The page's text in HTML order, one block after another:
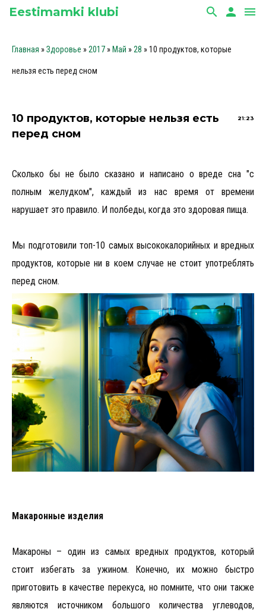
Eestimamki klubi search person menu
Главная »Здоровье »2017 » Май »28 » 10 продуктов, которые
нельзя есть перед сном
21:23
10 продуктов, которые нельзя есть
перед сном
Сколько бы не было сказано и написано о вреде сна "с
полным желудком", каждый из нас время от времени
нарушает это правило. И полбеды, когда это здоровая пища.
Мы подготовили топ-10 самых высококалорийных и вредных
продуктов, которые ни в коем случае не стоит употреблять
перед сном.
Макаронные изделия
Макароны – один из самых вредных продуктов, который
стоит избегать за ужином. Конечно, их можно быстро
приготовить в качестве перекуса, но помните, что они также
являются источником большого количества углеводов,